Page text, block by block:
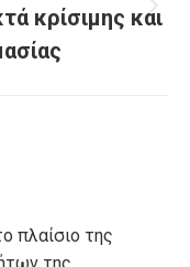
κρίσιμης και
πλαίσιο της